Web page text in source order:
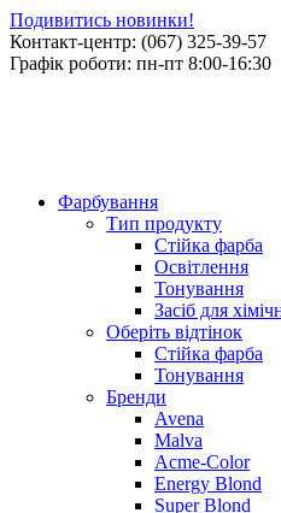
Подивитись новинки!
Контакт-центр: (067) 325-39-57
Графік роботи: пн-пт 8:00-16:30
Фарбування
Тип продукту
Стійка фарба
Освітлення
Тонування
Засіб для
Оберіть відтінок
Стійка фарба
Тонування
Бренди
Avena
Malva
Acme-Color
Energy Blond
Super Blond